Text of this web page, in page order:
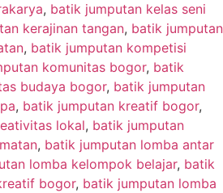
, batik jumputan kelas seni
kerajinan tangan, batik jumputan
, batik jumputan kompetisi
komunitas bogor, batik
budaya bogor, batik jumputan
, batik jumputan kreatif bogor,
lokal, batik jumputan
, batik jumputan lomba antar
lomba kelompok belajar, batik
bogor, batik jumputan lomba